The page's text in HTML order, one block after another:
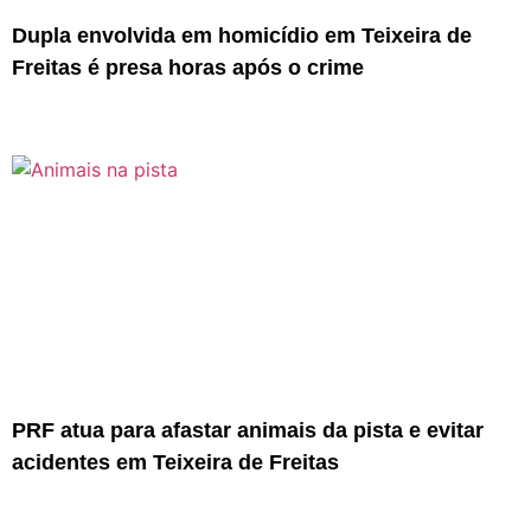
Dupla envolvida em homicídio em Teixeira de
Freitas é presa horas após o crime
PRF atua para afastar animais da pista e evitar
acidentes em Teixeira de Freitas